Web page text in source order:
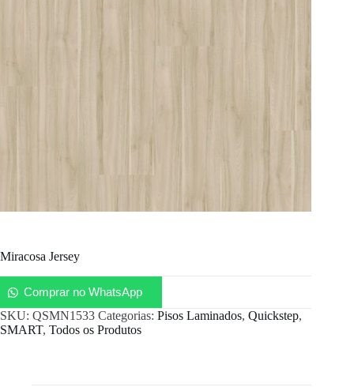
Miracosa Jersey
Comprar no WhatsApp
SKU: QSMN1533 Categorias: Pisos Laminados, Quickstep,
SMART, Todos os Produtos